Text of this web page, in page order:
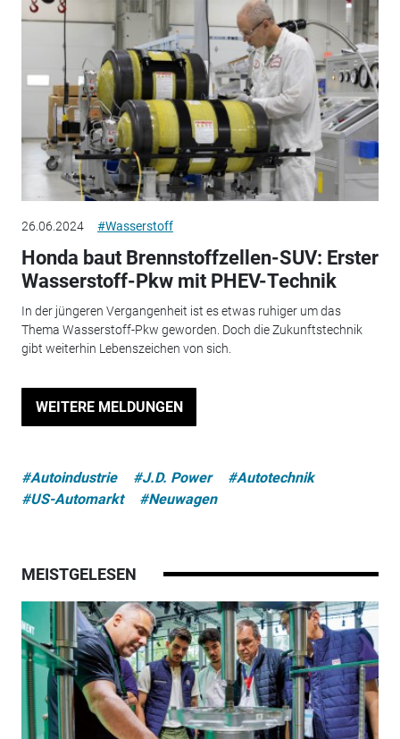
26.06.2024 #Wasserstoff
Honda baut Brennstoffzellen-SUV: Erster
Wasserstoff-Pkw mit PHEV-Technik
In der jüngeren Vergangenheit ist es etwas ruhiger um das
Thema Wasserstoff-Pkw geworden. Doch die Zukunftstechnik
gibt weiterhin Lebenszeichen von sich.
WEITERE MELDUNGEN
#Autoindustrie #J.D. Power
#Autotechnik
#US-Automarkt
#Neuwagen
MEISTGELESEN